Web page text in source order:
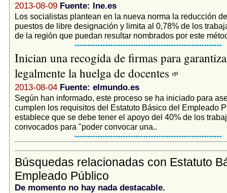
2013-08-09 Fuente: lne.es
Los socialistas plantean en la nueva norma la reducción
puestos de libre designación y limita al 0,78% de los
de la región que puedan resultar nombrados por este
Inician una recogida de firmas para
legalmente la huelga de docentes
2013-08-04 Fuente: elmundo.es
Según han informado, este proceso se ha iniciado para
cumplen los requisitos del Estatuto Básico del Empleado
establece que se debe tener el apoyo del 40% de los
convocados para "poder convocar una..
Búsquedas relacionadas con Estatuto
Empleado Público
De momento no hay nada destacable.